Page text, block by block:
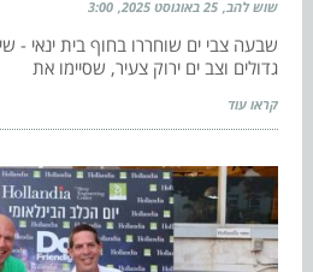
שוש להב 25 באוגוסט 2025 3:00
שבעה צבי ים שוחררו בחוף בית ינאי -
גדולים וצב ים ירוק צעיר, שסיימו את
קראו עוד